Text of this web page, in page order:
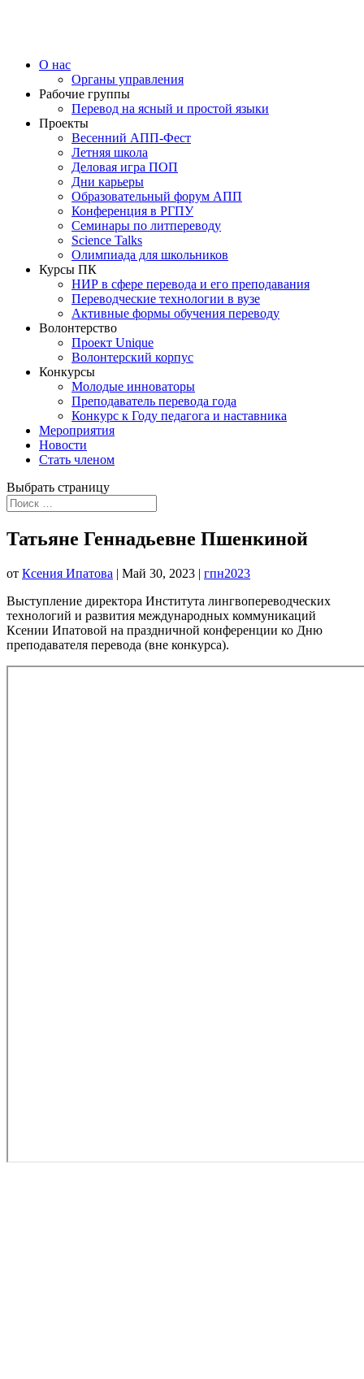
О нас
Органы управления
Рабочие группы
Перевод на ясный и простой языки
Проекты
Весенний АПП-Фест
Летняя школа
Деловая игра ПОП
Дни карьеры
Образовательный форум АПП
Конференция в РГПУ
Семинары по литпереводу
Science Talks
Олимпиада для школьников
Курсы ПК
НИР в сфере перевода и его преподавания
Переводческие технологии в вузе
Активные формы обучения переводу
Волонтерство
Проект Unique
Волонтерский корпус
Конкурсы
Молодые инноваторы
Преподаватель перевода года
Конкурс к Году педагога и наставника
Мероприятия
Новости
Стать членом
Выбрать страницу
Татьяне Геннадьевне Пшенкиной
от Ксения Ипатова | Май 30, 2023 | гпн2023
Выступление директора Института лингвопереводческих
технологий и развития международных коммуникаций
Ксении Ипатовой на праздничной конференции ко Дню
преподавателя перевода (вне конкурса).